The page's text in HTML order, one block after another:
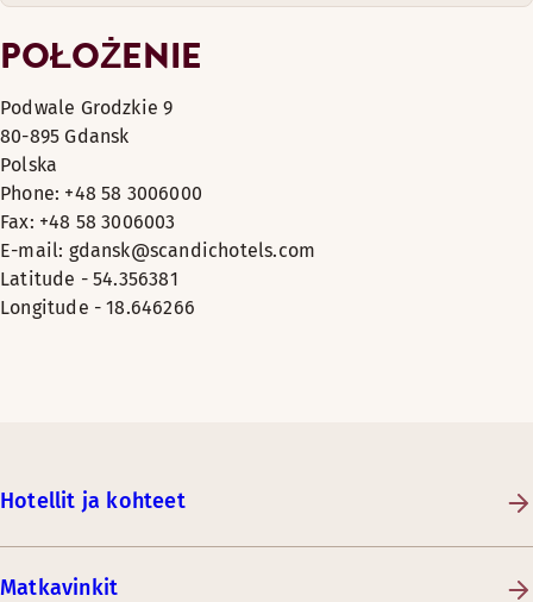
POŁOŻENIE
Podwale Grodzkie 9
80-895 Gdansk
Polska
Phone: +48 58 3006000
Fax: +48 58 3006003
E-mail: gdansk@scandichotels.com
Latitude - 54.356381
Longitude - 18.646266
Hotellit ja kohteet
Matkavinkit